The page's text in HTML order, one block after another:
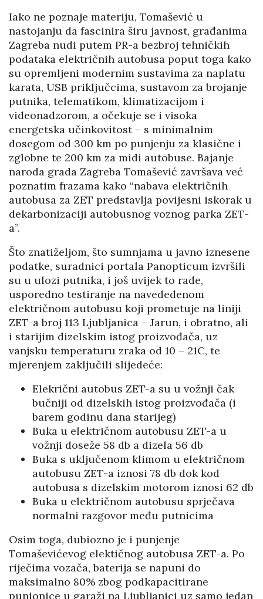
Iako ne poznaje materiju, Tomašević u
nastojanju da fascinira širu javnost, građanima
Zagreba nudi putem PR-a bezbroj tehničkih
podataka električnih autobusa poput toga kako
su opremljeni modernim sustavima za naplatu
karata, USB priključcima, sustavom za brojanje
putnika, telematikom, klimatizacijom i
videonadzorom, a očekuje se i visoka
energetska učinkovitost – s minimalnim
dosegom od 300 km po punjenju za klasične i
zglobne te 200 km za midi autobuse. Bajanje
naroda grada Zagreba Tomašević završava već
poznatim frazama kako “nabava električnih
autobusa za ZET predstavlja povijesni iskorak u
dekarbonizaciji autobusnog voznog parka ZET-
a”.
Što znatiželjom, što sumnjama u javno iznesene
podatke, suradnici portala Panopticum izvršili
su u ulozi putnika, i još uvijek to rade,
usporedno testiranje na navededenom
električnom autobusu koji prometuje na liniji
ZET-a broj 113 Ljubljanica – Jarun, i obratno, ali
i starijim dizelskim istog proizvođača, uz
vanjsku temperaturu zraka od 10 – 21C, te
mjerenjem zaključili slijedeće:
Elekrični autobus ZET-a su u vožnji čak
bučniji od dizelskih istog proizvođača (i
barem godinu dana starijeg)
Buka u električnom autobusu ZET-a u
vožnji doseže 58 db a dizela 56 db
Buka s uključenom klimom u električnom
autobusu ZET-a iznosi 78 db dok kod
autobusa s dizelskim motorom iznosi 62 db
Buka u električnom autobusu sprječava
normalni razgovor među putnicima
Osim toga, dubiozno je i punjenje
Tomaševićevog elektičnog autobusa ZET-a. Po
riječima vozača, baterija se napuni do
maksimalno 80% zbog podkapacitirane
punionice u garaži na Ljubljanici uz samo jedan